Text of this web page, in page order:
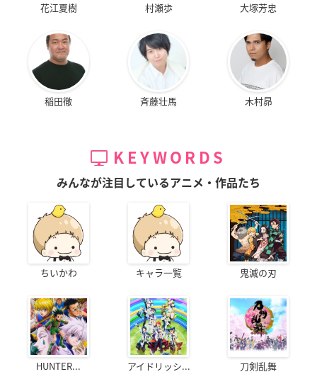
花江夏樹 村瀬歩 大塚芳忠
稲田徹 斉藤壮馬 木村昴
KEYWORDS
みんなが注目しているアニメ・作品たち
ちいかわ キャラ一覧 鬼滅の刃
HUNTER... アイドリッシ... 刀剣乱舞